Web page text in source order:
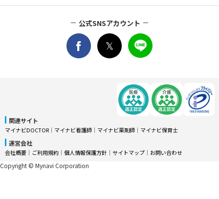
公式SNSアカウント
関連サイト
マイナビDOCTOR │ マイナビ看護師 │ マイナビ薬剤師 │ マイナビ保育士
運営会社
会社概要 │ ご利用規約 │ 個人情報保護方針 │ サイトマップ │ お問い合わせ
Copyright © Mynavi Corporation